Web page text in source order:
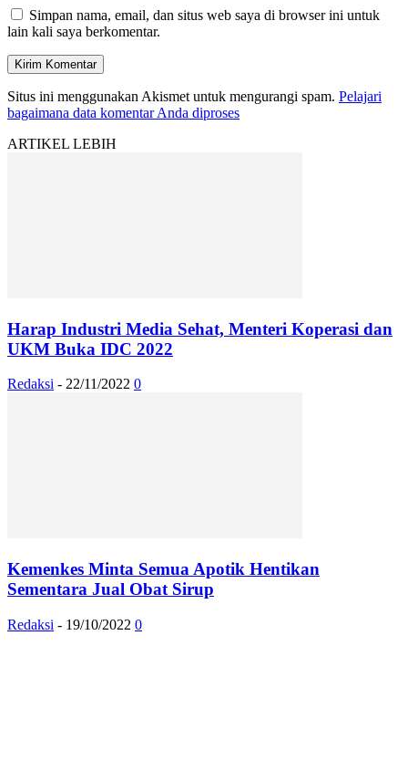
Simpan nama, email, dan situs web saya di browser ini untuk
lain kali saya berkomentar.
Situs ini menggunakan Akismet untuk mengurangi spam. Pelajari
bagaimana data komentar Anda diproses
ARTIKEL LEBIH
Harap Industri Media Sehat, Menteri Koperasi dan
UKM Buka IDC 2022
Redaksi - 22/11/2022 0
Kemenkes Minta Semua Apotik Hentikan
Sementara Jual Obat Sirup
Redaksi - 19/10/2022 0